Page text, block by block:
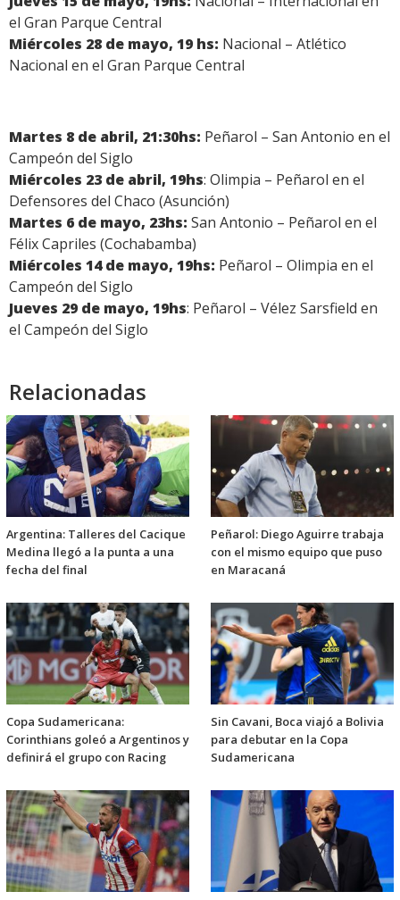
el Gran Parque Central
Miércoles 28 de mayo, 19 hs: Nacional – Atlético
Nacional en el Gran Parque Central
Martes 8 de abril, 21:30hs: Peñarol – San Antonio en el
Campeón del Siglo
Miércoles 23 de abril, 19hs: Olimpia – Peñarol en el
Defensores del Chaco (Asunción)
Martes 6 de mayo, 23hs: San Antonio – Peñarol en el
Félix Capriles (Cochabamba)
Miércoles 14 de mayo, 19hs: Peñarol – Olimpia en el
Campeón del Siglo
Jueves 29 de mayo, 19hs: Peñarol – Vélez Sarsfield en
el Campeón del Siglo
Relacionadas
Argentina: Talleres del Cacique
Medina llegó a la punta a una
fecha del final
Peñarol: Diego Aguirre trabaja
con el mismo equipo que puso
en Maracaná
Copa Sudamericana:
Corinthians goleó a Argentinos y
definirá el grupo con Racing
Sin Cavani, Boca viajó a Bolivia
para debutar en la Copa
Sudamericana